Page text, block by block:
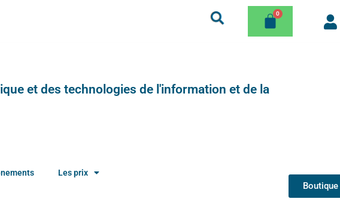
et des technologies de l'information et de la
Les prix
Boutique